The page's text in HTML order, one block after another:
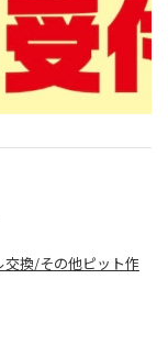
換/その他ピット作